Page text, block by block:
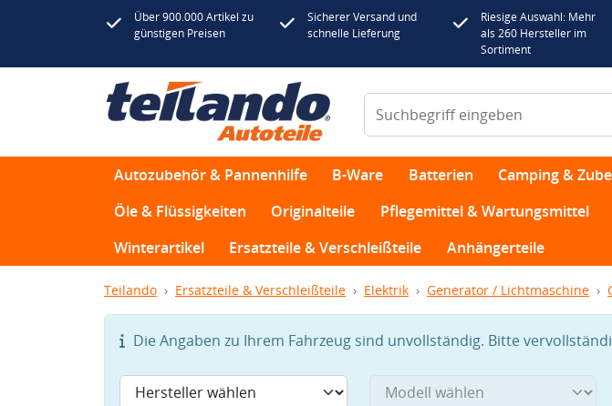
Über 900.000 Artikel zu
günstigen Preisen
Sicherer Versand und
schnelle Lieferung
Riesige Auswahl: Mehr
als 260 Hersteller im
Sortiment
Autozubehör & Pannenhilfe B-Ware Batterien Camping &
Öle & Flüssigkeiten
Originalteile Pflegemittel & Wartungsmittel
Winterartikel
Ersatzteile & Verschleißteile Anhängerteile
Teilando Ersatzteile & Verschleißteile Elektrik Generator / Lichtmaschine
Die Angaben zu Ihrem Fahrzeug sind unvollständig. Bitte